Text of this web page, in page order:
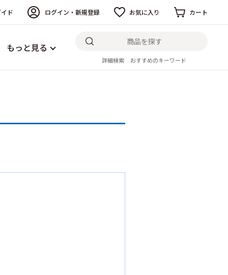
ド ログイン・新規登録 お気に入り カート
もっと見る
詳細検索 おすすめのキーワード